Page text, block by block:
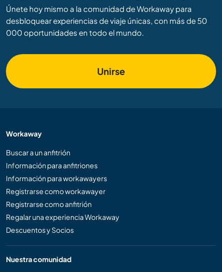
Únete hoy mismo a la comunidad de Workaway para
desbloquear experiencias de viaje únicas, con más de 50
000 oportunidades en todo el mundo.
Unirse
Workaway
Buscar a un anfitrión
Información para anfitriones
Información para workawayers
Registrarse como workawayer
Registrarse como anfitrión
Regalar una experiencia Workaway
Descuentos y Socios
Nuestra comunidad